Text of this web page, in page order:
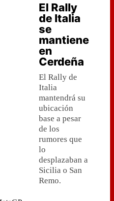
El Rally
de Italia
se
mantiene
en
Cerdeña
El Rally de
Italia
mantendrá su
ubicación
base a pesar
de los
rumores que
lo
desplazaban a
Sicilia o San
Remo.